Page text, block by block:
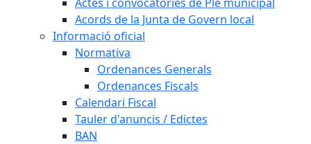
Acords de la Junta de Govern local
Informació oficial
Normativa
Ordenances Generals
Ordenances Fiscals
Calendari Fiscal
Tauler d'anuncis / Edictes
BAN